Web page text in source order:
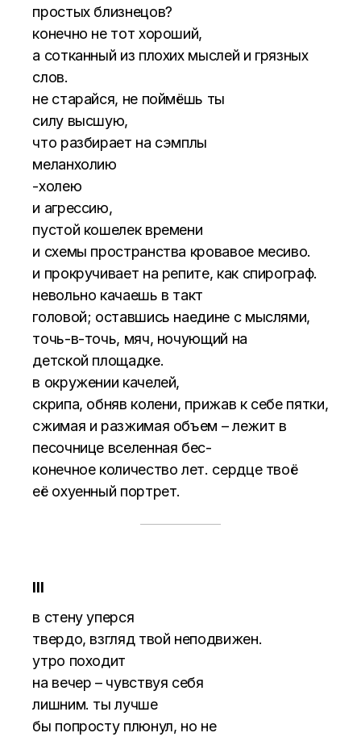
простых близнецов?
конечно не тот хороший,
а сотканный из плохих мыслей и грязных
слов.
не старайся, не поймёшь ты
силу высшую,
что разбирает на сэмплы
меланхолию
-холею
и агрессию,
пустой кошелек времени
и схемы пространства кровавое месиво.
и прокручивает на репите, как спирограф.
невольно качаешь в такт
головой; оставшись наедине с мыслями,
точь-в-точь, мяч, ночующий на
детской площадке.
в окружении качелей,
скрипа, обняв колени, прижав к себе пятки,
сжимая и разжимая объем – лежит в
песочнице вселенная бес-
конечное количество лет. сердце твоё
её охуенный портрет.
III
в стену уперся
твердо, взгляд твой неподвижен.
утро походит
на вечер – чувствуя себя
лишним. ты лучше
бы попросту плюнул, но не